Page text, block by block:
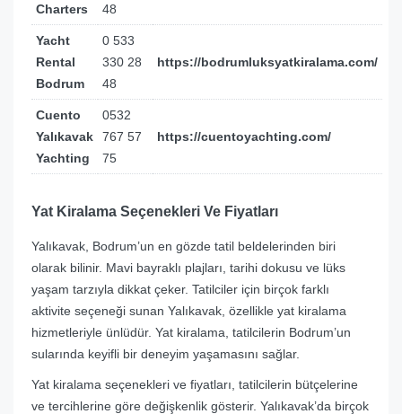
Charters
48
Yacht
Rental
Bodrum
0 533
330 28
48
https://bodrumluksyatkiralama.com/
Cuento
Yalıkavak
Yachting
0532
767 57
75
https://cuentoyachting.com/
Yat Kiralama Seçenekleri Ve Fiyatları
Yalıkavak, Bodrum’un en gözde tatil beldelerinden biri
olarak bilinir. Mavi bayraklı plajları, tarihi dokusu ve lüks
yaşam tarzıyla dikkat çeker. Tatilciler için birçok farklı
aktivite seçeneği sunan Yalıkavak, özellikle yat kiralama
hizmetleriyle ünlüdür. Yat kiralama, tatilcilerin Bodrum’un
sularında keyifli bir deneyim yaşamasını sağlar.
Yat kiralama seçenekleri ve fiyatları, tatilcilerin bütçelerine
ve tercihlerine göre değişkenlik gösterir. Yalıkavak’da birçok